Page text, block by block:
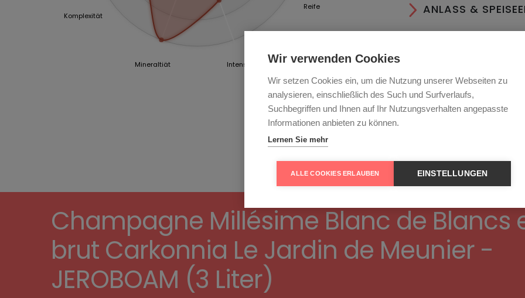
Reife
Intensität
Mineraltiät
Komplexität
ANLASS &
ESSEN
Champagne Millésime Blanc de Blancs
brut Carkonnia Le Jardin de Meunier -
JEROBOAM (3 Liter)
Wir verwenden Cookies
Wir setzen Cookies ein, um die Nutzung unserer Webseiten zu
analysieren, einschließlich des Such und Surfverlaufs,
Suchbegriffen und Ihnen auf Ihr Nutzungsverhalten angepasste
Informationen anbieten zu können.
Lernen Sie mehr
ALLE COOKIES ERLAUBEN EINSTELLUNGEN